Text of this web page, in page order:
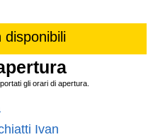
disponibili
gli orari di apertura.
Ivan